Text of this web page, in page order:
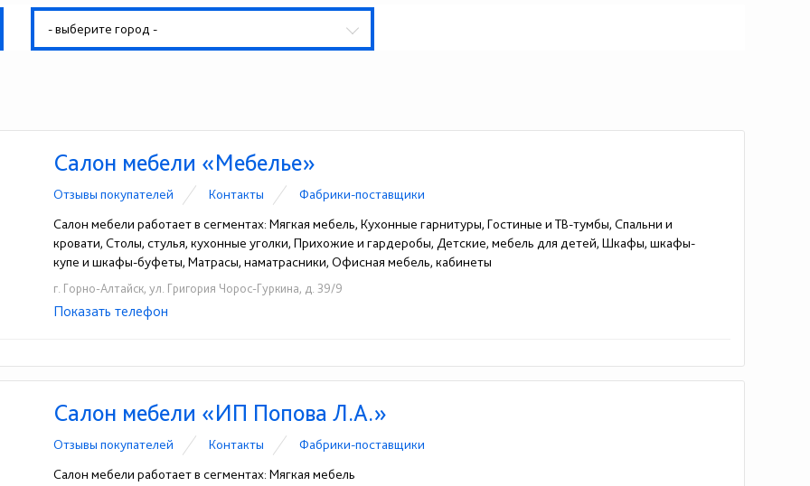
- выберите город -
Салон мебели «Мебелье»
Отзывы покупателей Контакты
Фабрики-поставщики
Салон мебели работает в сегментах: Мягкая мебель, Кухонные гарнитуры, Гостиные и ТВ-тумбы, Спальни и
кровати, Столы, стулья, кухонные уголки, Прихожие и гардеробы, Детские, мебель для детей, Шкафы, шкафы-
купе и шкафы-буфеты, Матрасы, наматрасники, Офисная мебель, кабинеты
г. Горно-Алтайск, ул. Григория Чорос-Гуркина, д. 39/9
☎+7-923-662-40-78
Показать телефон
Салон мебели «ИП Попова Л.А.»
Отзывы покупателей Контакты
Фабрики-поставщики
Салон мебели работает в сегментах: Мягкая мебель